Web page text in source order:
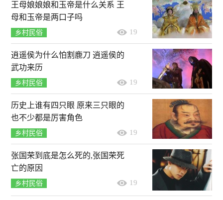
王母娘娘娘和玉帝是什么关系 王
母和玉帝是两口子吗
乡村民俗 19
逍遥侯为什么怕割鹿刀 逍遥侯的
武功来历
乡村民俗 19
历史上谁有四只眼 原来三只眼的
也不少都是厉害角色
乡村民俗 19
张国荣到底是怎么死的,张国荣死
亡的原因
乡村民俗 19